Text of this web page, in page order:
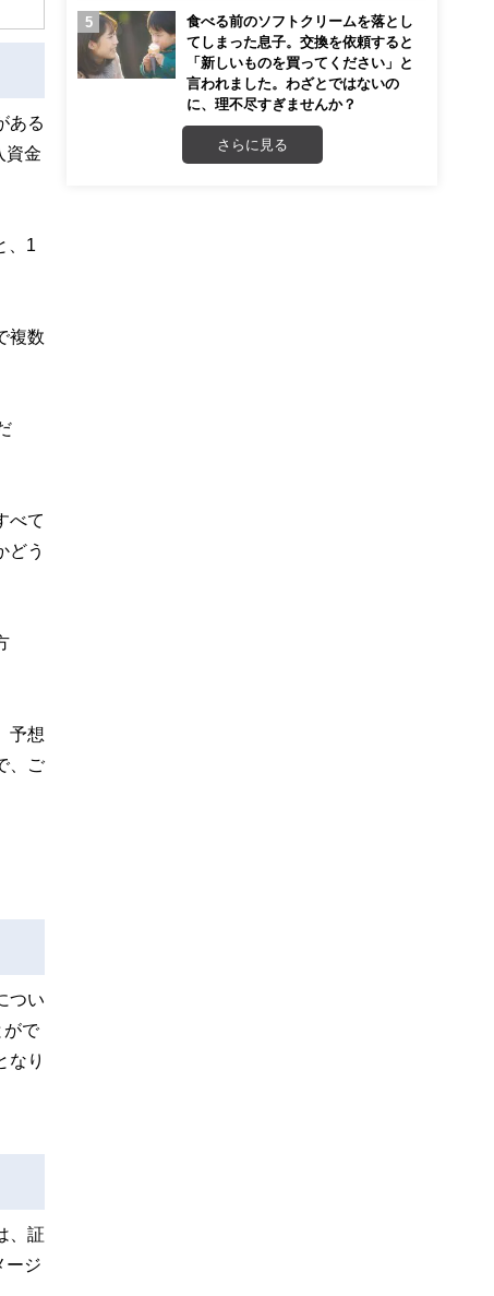
ある
資金
、1
複数
べて
どう
予想
、ご
つい
がで
なり
、証
ージ
食べる前のソフトクリームを落とし
てしまった息子。交換を依頼すると
「新しいものを買ってください」と
言われました。わざとではないの
に、理不尽すぎませんか？
さらに見る